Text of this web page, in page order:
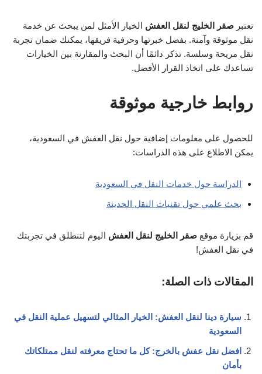
تعتبر صقر الخليج لنقل العفش الخيار الأمثل لمن يبحث عن خدمة
نقل موثوقة وآمنة. بفضل خبرتها وحرفية فريقها، يمكنك ضمان تجربة
نقل مريحة وسلسة. تذكر دائمًا أن البحث والمقارنة بين الخيارات
تساعدك على اتخاذ القرار الأفضل.
روابط خارجية موثوقة
للحصول على معلومات إضافية حول نقل العفش في السعودية،
يمكن الاطلاع على هذه الدراسات:
الدراسة حول خدمات النقل في السعودية
بحث علمي حول تقنيات النقل الحديثة
قم بزيارة موقع صقر الخليج لنقل العفش اليوم لتنطلق في تجربتك
في نقل العفش!
المقالات ذات الصلة:
سيارة دينا لنقل العفش: الخيار المثالي لتسهيل عملية النقل في
السعودية
افضل نقل عفش بالخرج: كل ما تحتاج معرفته لنقل ممتلكاتك
بأمان